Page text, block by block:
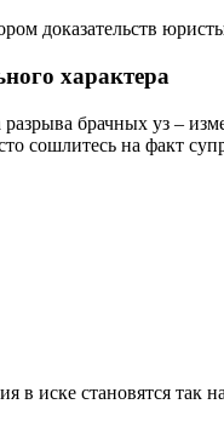
доказательств
характера
брачных уз –
сошлитесь на факт
в иске становятся так